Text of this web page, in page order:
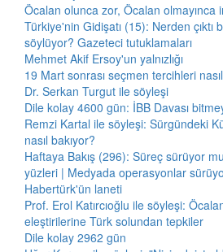
Öcalan olunca zor, Öcalan olmayınca
Türkiye'nin Gidişatı (15): Nerden çıktı
söylüyor? Gazeteci tutuklamaları
Mehmet Akif Ersoy'un yalnızlığı
19 Mart sonrası seçmen tercihleri
Dr. Serkan Turgut ile söyleşi
Dile kolay 4600 gün: İBB Davası
Remzi Kartal ile söyleşi: Sürgündeki
nasıl bakıyor?
Haftaya Bakış (296): Süreç sürüyor
yüzleri | Medyada operasyonlar
Habertürk'ün laneti
Prof. Erol Katırcıoğlu ile söyleşi:
eleştirilerine Türk solundan tepkiler
Dile kolay 2962 gün